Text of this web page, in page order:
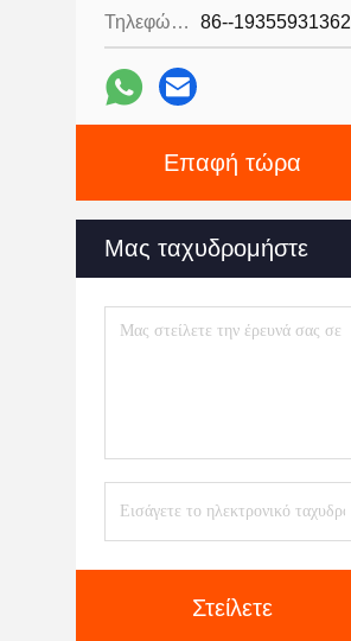
Τηλεφώνημα: 86--19355931362
Επαφή τώρα
Μας ταχυδρομήστε
Στείλετε